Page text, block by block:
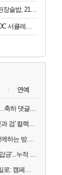
37%할인>자연별곡 차돌 된장술밥, 210g, 2개 +황태 콩나물 해장국밥, 210g, 2개 + 소고기 미역국밥, 210g, 2개
60%할인>라온르 에어 BLDC 서큘레이터 S600, 1개
연예
드래곤소드, 스팀 '압긍'…축하 댓글 달고 게임 코드 받자!
'문명 VII' 한국사 담은 '붓과 검' 컬렉션 파트 2 출시
'XBOX Game Pass'와 함께하는 방구석 피서 게임 4종!
드래곤소드, 스팀 평가 '압긍'...누적 판매량 20만장 돌파
명작의 아쉬운 귀환 '헤일로: 캠페인 이볼브드'